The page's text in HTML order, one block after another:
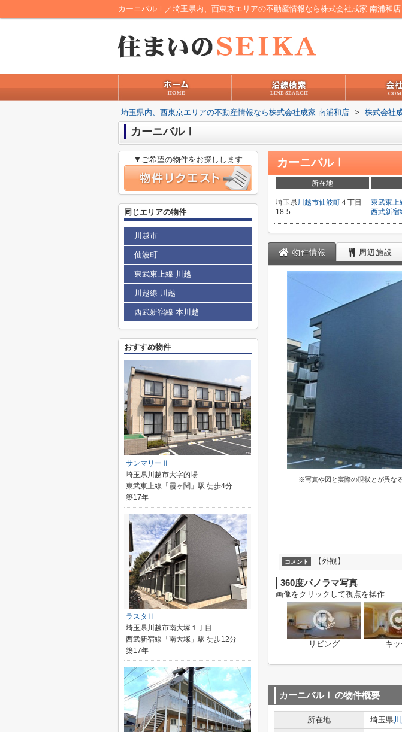
カーニバルⅠ／埼玉県内、西東京エリアの不動産情報なら株式会社成家 南浦和店
埼玉県内、西東京エリアの不動産情報なら株式会社成家 南浦和店 > 株式会社
カーニバルⅠ
カーニバルⅠ
所在地
埼玉県川越市仙波町４丁目
18-5
東武東上
西武新宿
物件情報 周辺施設
※写真や図と実際の現状とが異な
コメント 【外観】
360度パノラマ写真
画像をクリックして視点を操作
リビング キ
カーニバルⅠ の物件概要
所在地 埼玉県
▼ご希望の物件をお探しします
同じエリアの物件
川越市
仙波町
東武東上線 川越
川越線 川越
西武新宿線 本川越
おすすめ物件
サンマリーⅡ
埼玉県川越市大字的場
東武東上線「霞ヶ関」駅 徒歩4分
築17年
ラスタⅡ
埼玉県川越市南大塚１丁目
西武新宿線「南大塚」駅 徒歩12分
築17年